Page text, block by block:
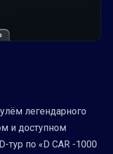
легендарного
и доступном
по «D CAR -1000